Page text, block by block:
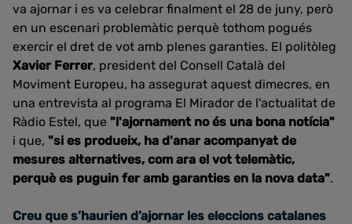
va ajornar i es va celebrar finalment el 28 de juny, però
en un escenari problemàtic perquè tothom pogués
exercir el dret de vot amb plenes garanties. El politòleg
Xavier Ferrer, president del Consell Català del
Moviment Europeu, ha assegurat aquest dimecres, en
una entrevista al programa El Mirador de l'actualitat de
Ràdio Estel, que "l'ajornament no és una bona notícia"
i que, "si es produeix, ha d'anar acompanyat de
mesures alternatives, com ara el vot telemàtic,
perquè es puguin fer amb garanties en la nova data".
Creu que s’haurien d’ajornar les eleccions catalanes